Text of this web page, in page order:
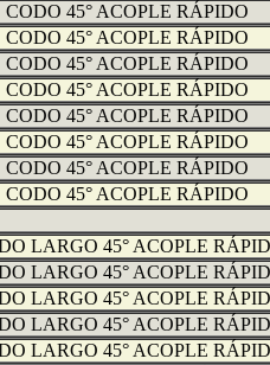
CODO 45° ACOPLE RÁPIDO
CODO 45° ACOPLE RÁPIDO
CODO 45° ACOPLE RÁPIDO
CODO 45° ACOPLE RÁPIDO
CODO 45° ACOPLE RÁPIDO
CODO 45° ACOPLE RÁPIDO
CODO 45° ACOPLE RÁPIDO
CODO 45° ACOPLE RÁPIDO
LARGO 45° ACOPLE
LARGO 45° ACOPLE
LARGO 45° ACOPLE
LARGO 45° ACOPLE
LARGO 45° ACOPLE